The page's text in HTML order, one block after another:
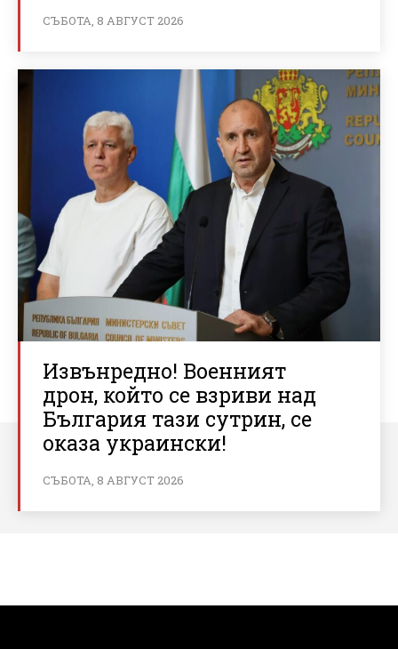
СЪБОТА, 8 АВГУСТ 2026
Извънредно! Военният
дрон, който се взриви над
България тази сутрин, се
оказа украински!
СЪБОТА, 8 АВГУСТ 2026